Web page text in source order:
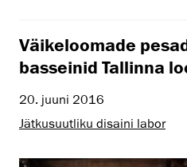
Väikeloomade
basseinid Tallinna
20. juuni 2016
Jätkusuutliku disaini labor